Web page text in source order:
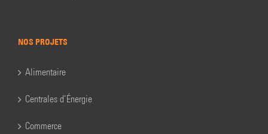
NOS PROJETS
Alimentaire
Centrales d’Énergie
Commerce